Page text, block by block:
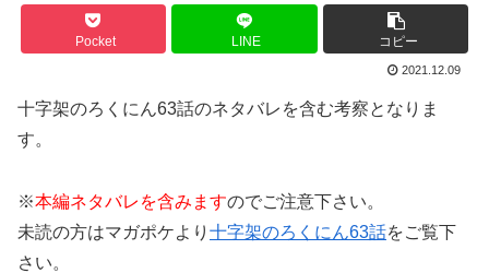
Pocket LINE コピー
2021.12.09
十字架のろくにん63話のネタバレを含む考察となりま
す。
※本編ネタバレを含みますのでご注意下さい。
未読の方はマガポケより 十字架のろくにん63話をご覧下
さい。